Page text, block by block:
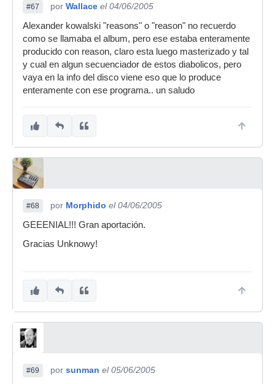
#67 por Wallace el 04/06/2005
Alexander kowalski "reasons" o "reason" no recuerdo
como se llamaba el album, pero ese estaba enteramente
producido con reason, claro esta luego masterizado y tal
y cual en algun secuenciador de estos diabolicos, pero
vaya en la info del disco viene eso que lo produce
enteramente con ese programa.. un saludo
#68 por Morphido el 04/06/2005
GEEENIAL!!! Gran aportación.
Gracias Unknowy!
#69 por sunman el 05/06/2005